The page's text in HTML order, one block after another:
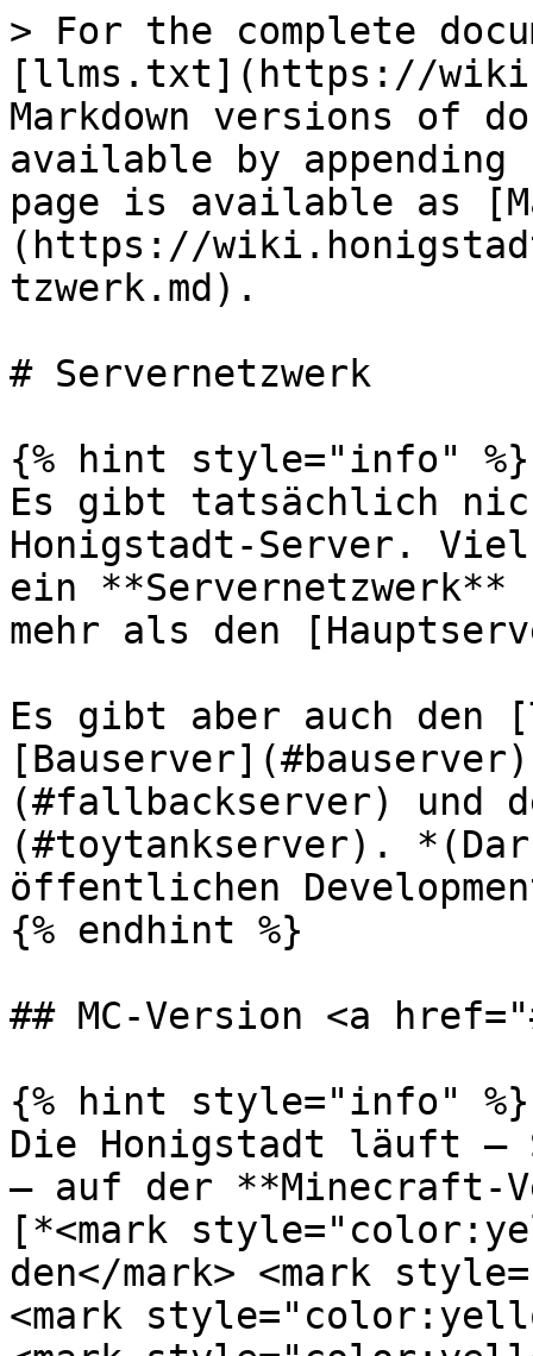
> For the complete
[llms.txt](https://
Markdown versions of
available by
page is available as
(https://
tzwerk.md).
# Servernetzwerk
{% hint style="info" %}
Es gibt tatsächlich
Honigstadt-Server.
ein **Servernetzwerk**
mehr als den
Es gibt aber auch den
(#fallbackserver) und
(#toytankserver).
öffentlichen
{% endhint %}
## MC-Version <a
{% hint style="info" %}
Die Honigstadt läuft –
– auf der **Minecraft-
[*<mark
den</mark> <mark
<mark